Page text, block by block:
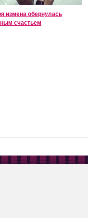
измена обернулась
счастьем